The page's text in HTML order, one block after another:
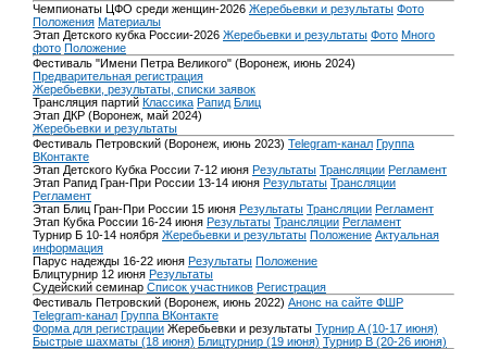
Чемпионаты ЦФО среди женщин-2026 Жеребьевки и результаты Фото
Положения Материалы
Этап Детского кубка России-2026 Жеребьевки и результаты Фото Много
фото Положение
Фестиваль "Имени Петра Великого" (Воронеж, июнь 2024)
Предварительная регистрация
Жеребьевки, результаты, списки заявок
Трансляция партий Классика Рапид Блиц
Этап ДКР (Воронеж, май 2024)
Жеребьевки и результаты
Фестиваль Петровский (Воронеж, июнь 2023) Telegram-канал Группа
ВКонтакте
Этап Детского Кубка России 7-12 июня Результаты Трансляции Регламент
Этап Рапид Гран-При России 13-14 июня Результаты Трансляции
Регламент
Этап Блиц Гран-При России 15 июня Результаты Трансляции Регламент
Этап Кубка России 16-24 июня Результаты Трансляции Регламент
Турнир Б 10-14 ноября Жеребьевки и результаты Положение Актуальная
информация
Парус надежды 16-22 июня Результаты Положение
Блицтурнир 12 июня Результаты
Судейский семинар Список участников Регистрация
Фестиваль Петровский (Воронеж, июнь 2022) Анонс на сайте ФШР
Telegram-канал Группа ВКонтакте
Форма для регистрации Жеребьевки и результаты Турнир A (10-17 июня)
Быстрые шахматы (18 июня) Блицтурнир (19 июня) Турнир B (20-26 июня)